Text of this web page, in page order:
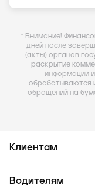
* Внимание!
дней после
(акты) органов
раскрытие
информации
обрабатываются
обращений на
Клиентам
Водителям